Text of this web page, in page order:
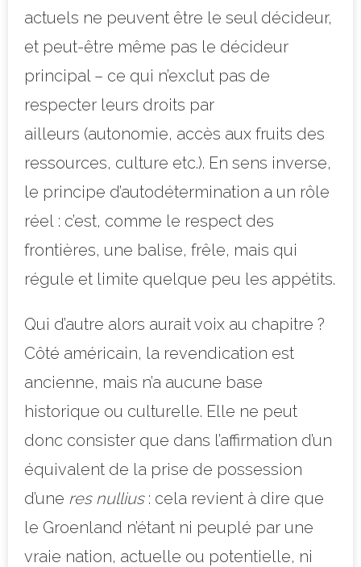
actuels ne peuvent être le seul décideur,
et peut-être même pas le décideur
principal – ce qui n’exclut pas de
respecter leurs droits par
ailleurs (autonomie, accès aux fruits des
ressources, culture etc.). En sens inverse,
le principe d’autodétermination a un rôle
réel : c’est, comme le respect des
frontières, une balise, frêle, mais qui
régule et limite quelque peu les appétits.
Qui d’autre alors aurait voix au chapitre ?
Côté américain, la revendication est
ancienne, mais n’a aucune base
historique ou culturelle. Elle ne peut
donc consister que dans l’affirmation d’un
équivalent de la prise de possession
d’une res nullius: cela revient à dire que
le Groenland n’étant ni peuplé par une
vraie nation, actuelle ou potentielle, ni